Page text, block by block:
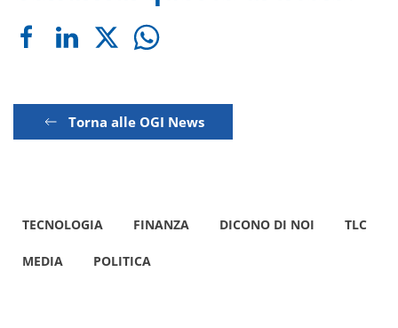
Torna alle OGI News
TECNOLOGIA FINANZA DICONO DI NOI TLC
MEDIA POLITICA